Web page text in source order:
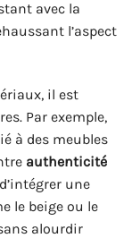
avec la
l’aspect
il est
Par exemple,
à des meubles
authenticité
une
le beige ou le
alourdir